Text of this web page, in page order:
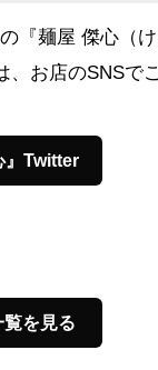
『麺屋 傑心（
お店のSNSで
』Twitter
を見る